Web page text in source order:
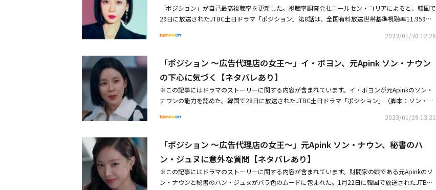
った。ヨンウは、普段からチョコミント味が好きなハンナに「ミントはミント同士、チョコはチョコ
同士で生きなければならない」と比喩し、2人は決して結ばれないことを間接的に伝えた。
いるのかわからない」と悩み、「私もこれを自分に有利にしないと」と決め、プレゼンテーション会
場に向かった。
前。契約上では9時から6時までの勤務だから」と反論しながらも、「コ常務（イ・ボヨン）だ」
と、連絡している相手を明かした。やっと表情がほぐれたカン・ハンナは「コ常務が何？ 何かある
の？」と聞き、もうすぐあるウウォングループのプレゼンテーションに関する話をしたことを確認
「ポジション」が自己最高視聴率を更新した。視聴率調査会社ニールセン・コリアによると、韓国で
29日に放送されたJTBC土日ドラマ「ポジション」第8話は、全国有料放送世帯基準視聴率11.959％
2桁の視聴率を記録したのも目を引く。KBS 2TV週末ドラマ「三姉弟が勇敢に」第37話も26.3％で自
視聴率を記録した。
2023/01/30 12:26
「ポジション ～広告代理店の女王～」イ・ボヨン、元Apink ソン・ナウン
の下心に気づく【ネタバレあり】
※この記事にはドラマのストーリーに関する内容が含まれています。イ・ボヨンが元Apinkのソン・
ナウンの能力を認めた。韓国で28日に放送されたJTBC土日ドラマ「ポジション」（脚本：ソン・ス
ン）の下心に気づき、能力を認めた。この日、カン・ハンナはコ・アインとチェ・チャンス（チョ・
でください」と爆弾発言をした。ライバル関係である2人を競争させて、勝つ方を自身の味方にする
つもりなのだ。チェ・チャンスが慌てながら「PTは企画と制作が協力しながら臨まなければなりま
せん。分けて行ったら飛行機は飛べません」と引き留める中、コ・アインはカン・ハンナより、彼女
の仕事をサポートするパク・ヨンウ（ハン・ジュヌ）の慌てない表情に目を止めた。そしてこれがカ
ン・ハンナの計画であることに気づき、「ハンナ常務、前回私がした話はキャンセルします」と言い
2023/01/29 13:21
「ポジション ～広告代理店の女王～」元Apink ソン・ナウン、秘書のハ
ン・ジュヌに意外な質問【ネタバレあり】
※この記事にはドラマのストーリーに関する内容が含まれています。財閥家の娘である元Apinkのソ
ン・ナウンと秘書のハン・ジュヌがバラ色のムードに包まれた。1月22日に韓国で放送されたJTBC